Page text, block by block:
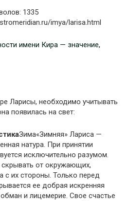
1335
imya/larisa.html
имени Кира — значение,
Ларисы, необходимо учитывать
появилась на свет:
Зима«Зимняя» Лариса —
натура. При принятии
исключительно разумом.
от окружающих,
с их стороны. Только перед
ее добрая искренняя
и лицемерие. Свое счастье